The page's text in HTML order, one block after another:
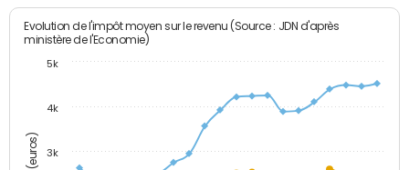
Evolution de l'impôt moyen sur le revenu (Source : JDN d'après
ministère de l'Economie)
3k
4k
5k